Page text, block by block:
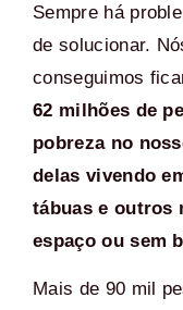
Sempre há
de solucionar.
conseguimos
62 milhões de
pobreza no
delas vivendo
tábuas e outros
espaço ou sem
Mais de 90 mil